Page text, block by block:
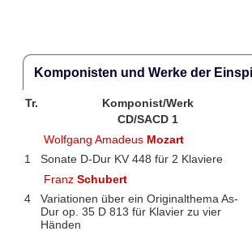
Komponisten und Werke der
Tr. Komponist/Werk
CD/SACD 1
Wolfgang Amadeus Mozart
1
Sonate D-Dur KV 448 für 2 Klaviere
FranzSchubert
4
Variationen über ein Originalthema As-
Dur op. 35 D 813 für Klavier zu vier
Händen